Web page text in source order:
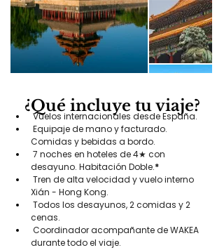
¿Qué incluye tu viaje?
Vuelos internacionales desde España.
Equipaje de mano y facturado.
Comidas y bebidas a bordo.
7 noches en hoteles de 4★ con
desayuno. Habitación Doble.*
Tren de alta velocidad y vuelo interno
Xián - Hong Kong.
Todos los desayunos, 2 comidas y 2
cenas.
Coordinador acompañante de WAKEA
durante todo el viaje.